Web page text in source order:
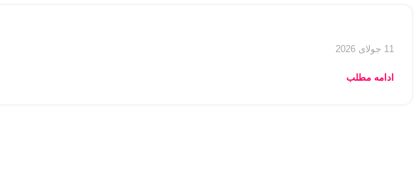
11 جولای 2026
ادامه مطلب